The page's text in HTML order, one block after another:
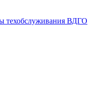
техобслуживания ВДГО